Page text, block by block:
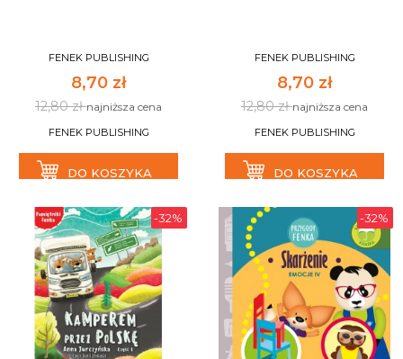
FENEK PUBLISHING
8,70 zł
12,80 złnajniższa cena
FENEK PUBLISHING
DO KOSZYKA
FENEK PUBLISHING
8,70 zł
12,80 złnajniższa cena
FENEK PUBLISHING
DO KOSZYKA
-32% -32%